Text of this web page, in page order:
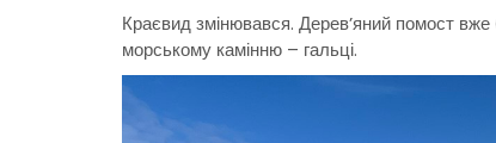
Краєвид змінювався. Дерев’яний помост
морському камінню – гальці.